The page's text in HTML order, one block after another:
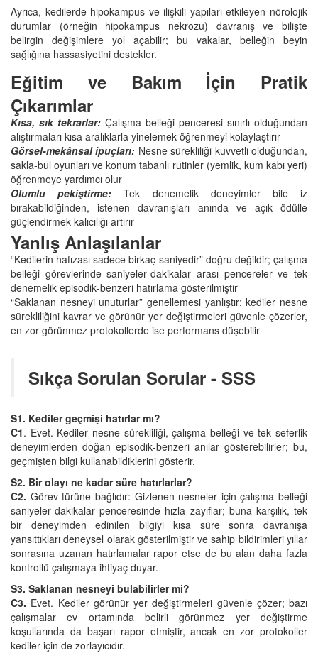
Ayrıca, kedilerde hipokampus ve ilişkili yapıları etkileyen nörolojik
durumlar (örneğin hipokampus nekrozu) davranış ve bilişte
belirgin değişimlere yol açabilir; bu vakalar, belleğin beyin
sağlığına hassasiyetini destekler.
Eğitim ve Bakım İçin Pratik
Çıkarımlar
Kısa, sık tekrarlar: Çalışma belleği penceresi sınırlı olduğundan
alıştırmaları kısa aralıklarla yinelemek öğrenmeyi kolaylaştırır
Görsel‑mekânsal ipuçları: Nesne sürekliliği kuvvetli olduğundan,
sakla‑bul oyunları ve konum tabanlı rutinler (yemlik, kum kabı yeri)
öğrenmeye yardımcı olur
Olumlu pekiştirme:Tek denemelik deneyimler bile iz
bırakabildiğinden, istenen davranışları anında ve açık ödülle
güçlendirmek kalıcılığı artırır
Yanlış Anlaşılanlar
“Kedilerin hafızası sadece birkaç saniyedir” doğru değildir; çalışma
belleği görevlerinde saniyeler‑dakikalar arası pencereler ve tek
denemelik episodik‑benzeri hatırlama gösterilmiştir
“Saklanan nesneyi unuturlar” genellemesi yanlıştır; kediler nesne
sürekliliğini kavrar ve görünür yer değiştirmeleri güvenle çözerler,
en zor görünmez protokollerde ise performans düşebilir
Sıkça Sorulan Sorular - SSS
S1. Kediler geçmişi hatırlar mı?
C1. Evet. Kediler nesne sürekliliği, çalışma belleği ve tek seferlik
deneyimlerden doğan episodik‑benzeri anılar gösterebilirler; bu,
geçmişten bilgi kullanabildiklerini gösterir.
S2. Bir olayı ne kadar süre hatırlarlar?
C2. Görev türüne bağlıdır: Gizlenen nesneler için çalışma belleği
saniyeler‑dakikalar penceresinde hızla zayıflar; buna karşılık, tek
bir deneyimden edinilen bilgiyi kısa süre sonra davranışa
yansıttıkları deneysel olarak gösterilmiştir ve sahip bildirimleri yıllar
sonrasına uzanan hatırlamalar rapor etse de bu alan daha fazla
kontrollü çalışmaya ihtiyaç duyar.
S3. Saklanan nesneyi bulabilirler mi?
C3. Evet. Kediler görünür yer değiştirmeleri güvenle çözer; bazı
çalışmalar ev ortamında belirli görünmez yer değiştirme
koşullarında da başarı rapor etmiştir, ancak en zor protokoller
kediler için de zorlayıcıdır.